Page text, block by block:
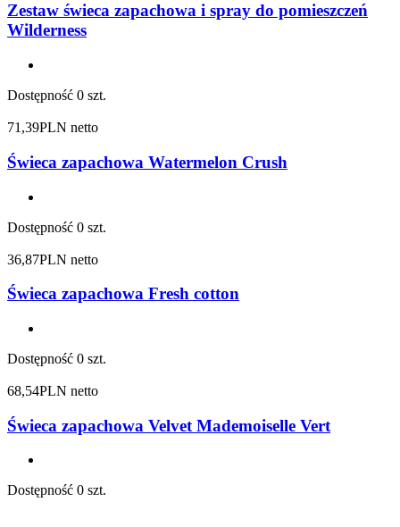
Zestaw świeca zapachowa i spray do pomieszczeń
Wilderness
Dostępność 0 szt.
71,39PLN netto
Świeca zapachowa Watermelon Crush
Dostępność 0 szt.
36,87PLN netto
Świeca zapachowa Fresh cotton
Dostępność 0 szt.
68,54PLN netto
Świeca zapachowa Velvet Mademoiselle Vert
Dostępność 0 szt.